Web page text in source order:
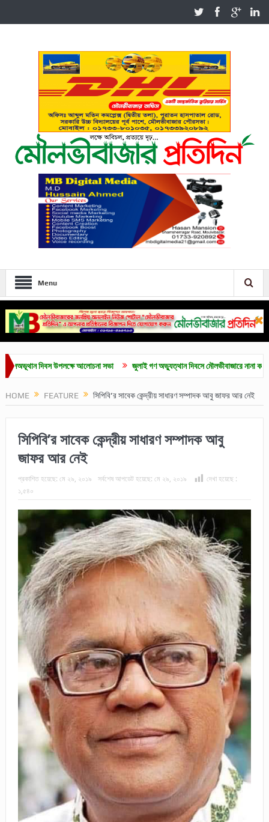
Menu
দিবস উপলক্ষে আলোচনা সভা জুলাই গণ অভ্যুত্থান দিবসে মৌলভীবাজারে নানা কর্মসূচি
HOME FEATURE সিপিবি’র সাবেক কেন্দ্রীয় সাধারণ সম্পাদক আবু জাফর আর নেই
সিপিবি’র সাবেক কেন্দ্রীয় সাধারণ সম্পাদক আবু
জাফর আর নেই
প্রকাশিত হয়েছে: মে ২৯, ২০১৯ সর্বশেষ আপডেট হয়েছে: মে ২৯, ২০১৯
দেখা হয়েছে :
১,৫৪০